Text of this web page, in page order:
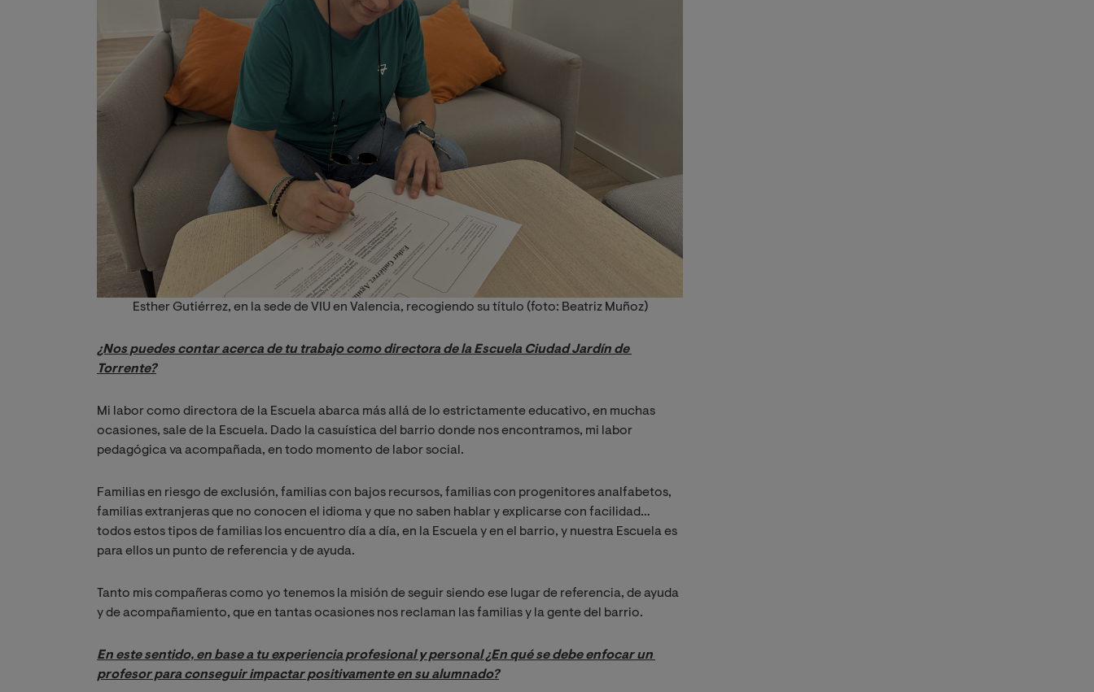
Esther Gutiérrez, en la sede de VIU en Valencia, recogiendo su título (foto: Beatriz Muñoz)
¿Nos puedes contar acerca de tu trabajo como directora de la Escuela Ciudad Jardín de
Torrente?
Mi labor como directora de la Escuela abarca más allá de lo estrictamente educativo, en muchas
ocasiones, sale de la Escuela. Dado la casuística del barrio donde nos encontramos, mi labor
pedagógica va acompañada, en todo momento de labor social.
Familias en riesgo de exclusión, familias con bajos recursos, familias con progenitores analfabetos,
familias extranjeras que no conocen el idioma y que no saben hablar y explicarse con facilidad…
todos estos tipos de familias los encuentro día a día, en la Escuela y en el barrio, y nuestra Escuela es
para ellos un punto de referencia y de ayuda.
Tanto mis compañeras como yo tenemos la misión de seguir siendo ese lugar de referencia, de ayuda
y de acompañamiento, que en tantas ocasiones nos reclaman las familias y la gente del barrio.
En este sentido, en base a tu experiencia profesional y personal ¿En qué se debe enfocar un
profesor para conseguir impactar positivamente en su alumnado?